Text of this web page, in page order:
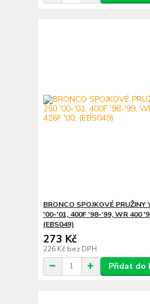
BRONCO SPOJKOVÉ
'00-'01, 400F '98-'99, WR 400
(EBS049)
273 Kč
226 Kč bez DPH
Přidat do